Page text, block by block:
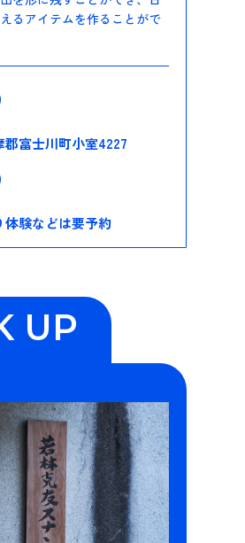
るアイテムを作ることがで
郡富士川町小室4227
体験などは要予約
UP